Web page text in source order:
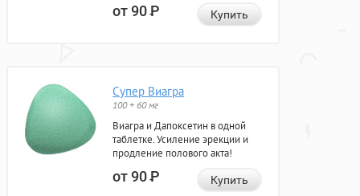
от 90Р Купить
Супер Виагра
100 + 60 мг
Виагра и Дапоксетин в одной
таблетке. Усиление эрекции и
продление полового акта!
от 90Р Купить